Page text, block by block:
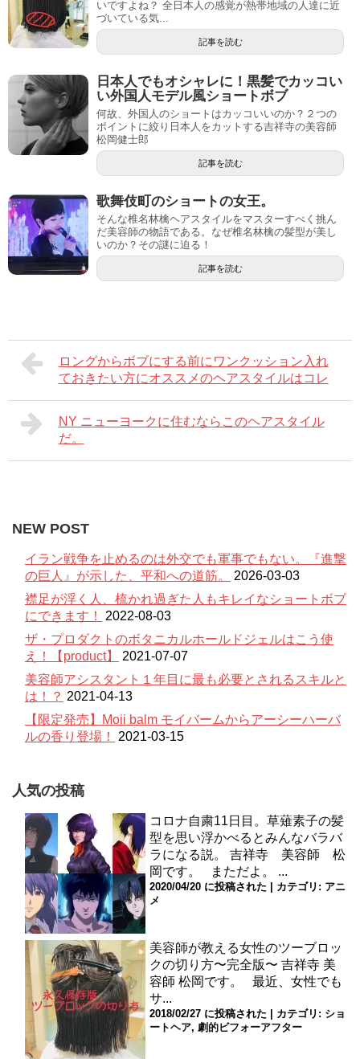
いですよね？ 全日本人の感覚が熱帯地域の人達に近
づいている気...
記事を読む
日本人でもオシャレに！黒髪でカッコい
い外国人モデル風ショートボブ
何故、外国人のショートはカッコいいのか？２つの
ポイントに絞り日本人をカットする吉祥寺の美容師
松岡健士郎
記事を読む
歌舞伎町のショートの女王。
そんな椎名林檎ヘアスタイルをマスターすべく挑ん
だ美容師の物語である。なぜ椎名林檎の髪型が美し
いのか？その謎に迫る！
記事を読む
ロングからボブにする前にワンクッション入れ
ておきたい方にオススメのヘアスタイルはコレ
NY ニューヨークに住むならこのヘアスタイル
だ。
NEW POST
イラン戦争を止めるのは外交でも軍事でもない。『進撃
の巨人』が示した、平和への道筋。
2026-03-03
襟足が浮く人、梳かれ過ぎた人もキレイなショートボブ
にできます！
2022-08-03
ザ・プロダクトのボタニカルホールドジェルはこう使
え！【product】
2021-07-07
美容師アシスタント１年目に最も必要とされるスキルと
は！？ 2021-04-13
【限定発売】Moii balm モイバームからアーシーハーバ
ルの香り登場！
2021-03-15
人気の投稿
コロナ自粛11日目。草薙素子の髪
型を思い浮かべるとみんなバラバ
ラになる説。
吉祥寺 美容師 松
岡です。 まただよ。 ...
2020/04/20 に投稿された カテゴリ: アニ
メ
美容師が教える女性のツーブロッ
クの切り方〜完全版〜 吉祥寺 美
容師 松岡です。 最近、女性でも
サ...
2018/02/27 に投稿された カテゴリ: ショ
ートヘア, 劇的ビフォーアフター